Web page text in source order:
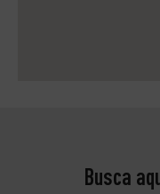
Busca